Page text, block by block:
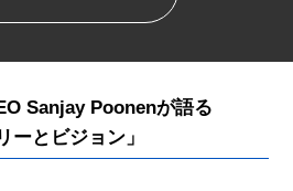
Sanjay Poonenが語る
ーとビジョン」